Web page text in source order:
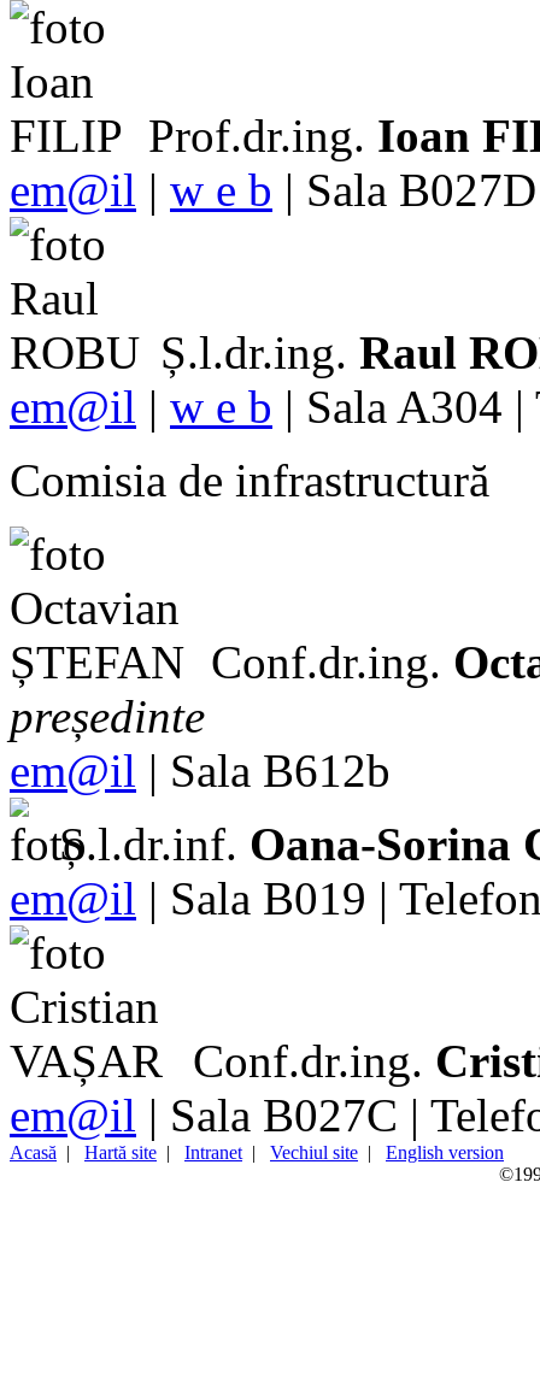
Prof.dr.ing. Ioan
em@il | w e b | Sala
Ș.l.dr.ing. Raul
em@il | w e b | Sala A304
Comisia de infrastructură
Conf.dr.ing.
președinte
em@il | Sala B612b
Ș.l.dr.inf. Oana-Sorina
em@il | Sala B019 |
Conf.dr.ing.
em@il | Sala B027C |
Acasă | Hartă site | Intranet | Vechiul site | English version